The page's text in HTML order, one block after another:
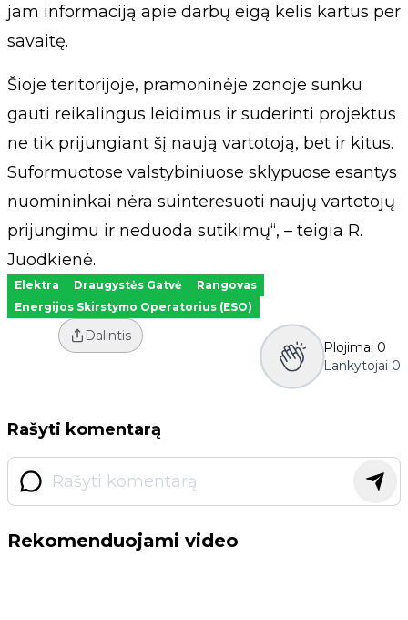
jam informaciją apie darbų eigą kelis kartus per
savaitę.
Šioje teritorijoje, pramoninėje zonoje sunku
gauti reikalingus leidimus ir suderinti projektus
ne tik prijungiant šį naują vartotoją, bet ir kitus.
Suformuotose valstybiniuose sklypuose esantys
nuomininkai nėra suinteresuoti naujų vartotojų
prijungimu ir neduoda sutikimų“, – teigia R.
Juodkienė.
Elektra Draugystės Gatvė
Rangovas
Energijos Skirstymo Operatorius (ESO)
Dalintis
Plojimai 0
Lankytojai 0
Rašyti komentarą
Rekomenduojami video